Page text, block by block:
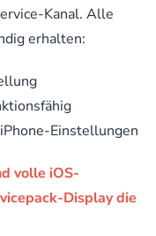
Kanal. Alle
erhalten:
Einstellungen
volle iOS-
Display die